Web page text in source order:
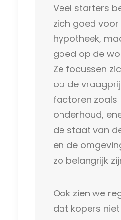
Veel starters
zich goed voor
hypotheek,
goed op de
Ze focussen
op de
factoren zoals
onderhoud,
de staat van
en de
zo belangrijk
Ook zien we
dat kopers